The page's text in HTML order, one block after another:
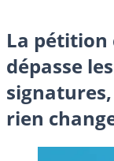
La pétition
dépasse
rien